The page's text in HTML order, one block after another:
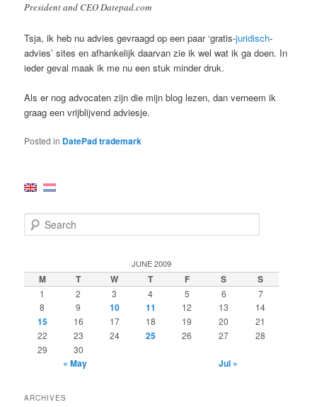
President and CEO Datepad.com
Tsja, ik heb nu advies gevraagd op een paar ‘gratis-juridisch-
advies’ sites en afhankelijk daarvan zie ik wel wat ik ga doen. In
ieder geval maak ik me nu een stuk minder druk.
Als er nog advocaten zijn die mijn blog lezen, dan verneem ik
graag een vrijblijvend adviesje.
Posted in DatePad trademark
e
c
h
JUNE 2009
M T W T F S S
1 2 3 4 5 6
7
8
9 10 11 12 13 14
15 16 17 18 19 20
21
22
23 24 25 26 27
28
29
30
« May Jul »
ARCHIVES